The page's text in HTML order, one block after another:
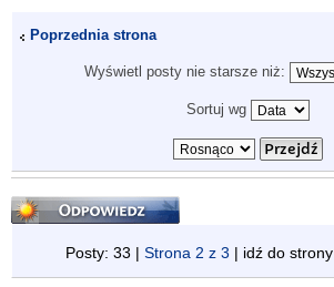
Poprzednia strona
Wyświetl posty nie starsze niż:
Sortuj wg
Odpowiedz
Posty: 33 | Strona 2 z 3 | idź do strony